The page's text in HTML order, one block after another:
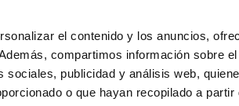
el contenido y los anuncios,
compartimos información sobre
publicidad y análisis web,
o que hayan recopilado a partir